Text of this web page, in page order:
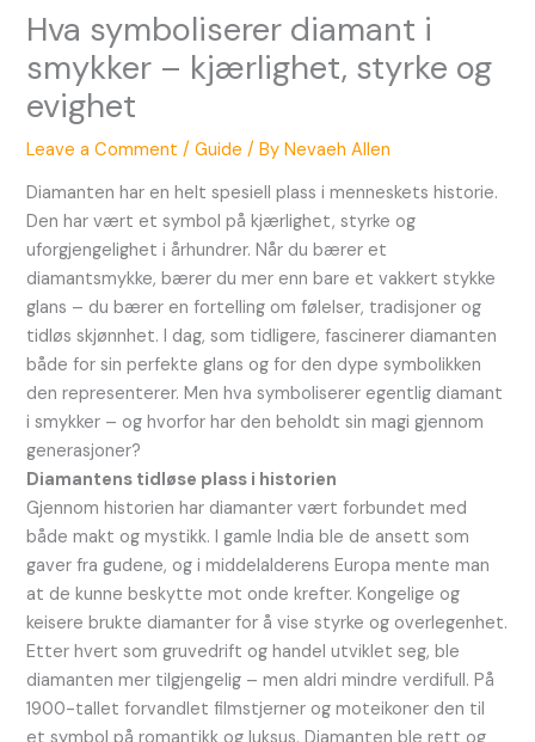
Hva symboliserer diamant i
smykker – kjærlighet, styrke og
evighet
Leave a Comment /Guide / ByNevaeh Allen
Diamanten har en helt spesiell plass i menneskets historie.
Den har vært et symbol på kjærlighet, styrke og
uforgjengelighet i århundrer. Når du bærer et
diamantsmykke, bærer du mer enn bare et vakkert stykke
glans – du bærer en fortelling om følelser, tradisjoner og
tidløs skjønnhet. I dag, som tidligere, fascinerer diamanten
både for sin perfekte glans og for den dype symbolikken
den representerer. Men hva symboliserer egentlig diamant
i smykker – og hvorfor har den beholdt sin magi gjennom
generasjoner?
Diamantens tidløse plass i historien
Gjennom historien har diamanter vært forbundet med
både makt og mystikk. I gamle India ble de ansett som
gaver fra gudene, og i middelalderens Europa mente man
at de kunne beskytte mot onde krefter. Kongelige og
keisere brukte diamanter for å vise styrke og overlegenhet.
Etter hvert som gruvedrift og handel utviklet seg, ble
diamanten mer tilgjengelig – men aldri mindre verdifull. På
1900-tallet forvandlet filmstjerner og moteikoner den til